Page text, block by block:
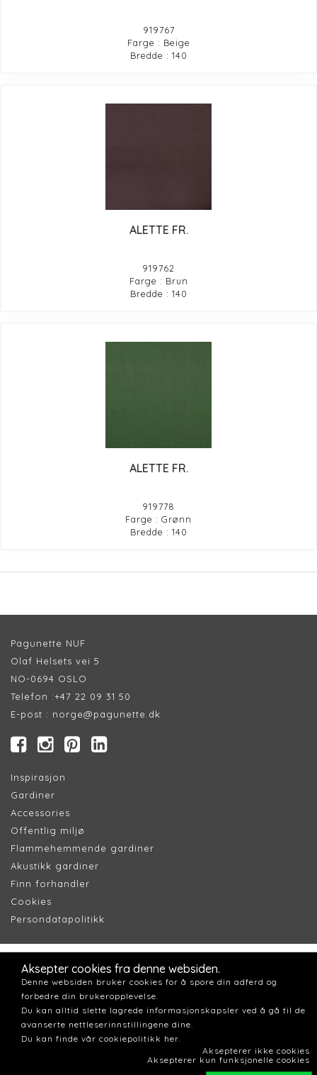
919767
Farge : Beige
Bredde : 140
ALETTE FR.
919762
Farge : Brun
Bredde : 140
ALETTE FR.
919778
Farge : Grønn
Bredde : 140
Pagunette NUF
Olaf Helsets vei 5
NO-0694 OSLO
Telefon :+47 22 09 31 50
E-post : norge@pagunette.dk
Inspirasjon
Gardiner
Accessories
Offentlig miljø
Flammehemmende gardiner
Akustikk gardiner
Finn forhandler
Cookies
Persondatapolitikk
Aksepter cookies fra denne websiden.
Denne websiden bruker cookies for å spore din adferd og
forbedre din brukeropplevelse.
Du kan alltid slette lagrede informasjonskapsler ved å gå til de
avanserte nettleserinnstillingene dine.
Du kan finde vår cookiepolitikk her.
Aksepterer ikke cookies
Aksepterer kun funksjonelle cookies